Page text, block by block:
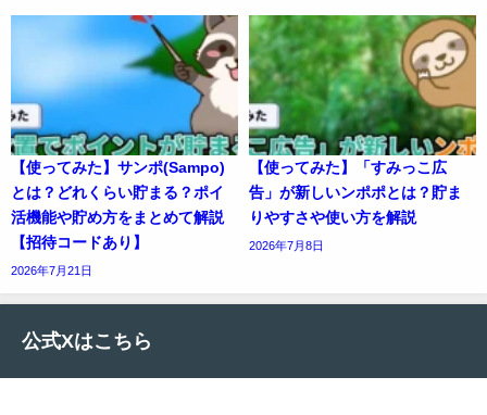
【使ってみた】サンポ(Sampo)
とは？どれくらい貯まる？ポイ
活機能や貯め方をまとめて解説
【招待コードあり】
2026年7月21日
【使ってみた】「すみっこ広
告」が新しいンポポとは？貯ま
りやすさや使い方を解説
2026年7月8日
公式Xはこちら